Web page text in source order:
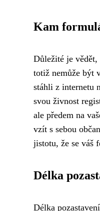
Kam
Důležité je
totiž nemůže být
stáhli z internetu
svou živnost
ale předem na
vzít s sebou
jistotu, že se váš
Délka
Délka